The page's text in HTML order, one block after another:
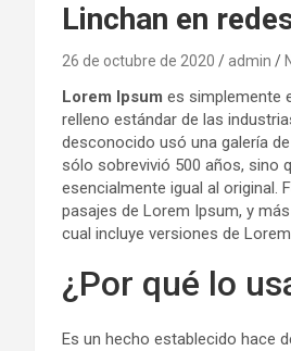
Linchan en
26 de octubre de 2020 admin
Lorem Ipsum es simplemente
relleno estándar de las
desconocido usó una galería
sólo sobrevivió 500 años, sino
esencialmente igual al original.
pasajes de Lorem Ipsum, y
cual incluye versiones de
¿Por qué lo
Es un hecho establecido hace